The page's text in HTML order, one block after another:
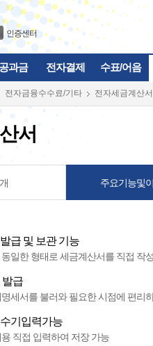
인증센터
공과금 전자결제 수표/어음
전자금융수수료/기타 전자세금계산서
서
주요기능및
급 및 보관 기능
일한 형태로 세금계산서를 직접 작
발급
세서를 불러와 필요한 시점에 편리
기입력가능
직접 입력하여 저장 가능